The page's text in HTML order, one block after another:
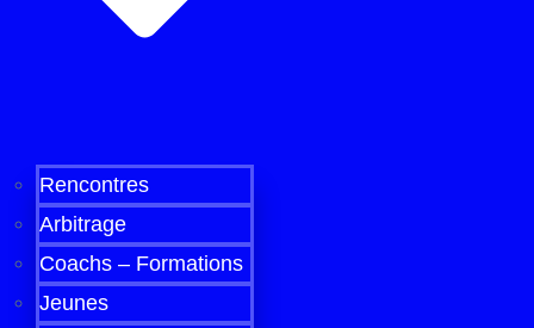
Rencontres
Arbitrage
Coachs – Formations
Jeunes